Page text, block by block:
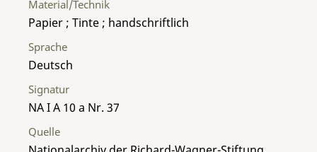
Material/Technik
Papier ; Tinte ; handschriftlich
Sprache
Deutsch
Signatur
NA I A 10 a Nr. 37
Quelle